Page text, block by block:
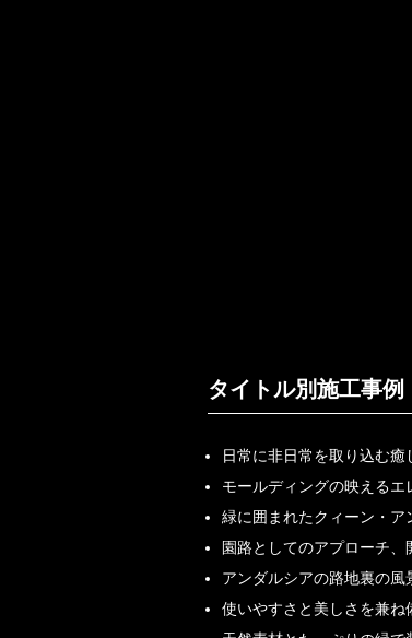
タイトル別施工事例
日常に非日常を取り込む
モールディングの映える
緑に囲まれたクィーン・ア
園路としてのアプローチ
アンダルシアの路地裏の風
使いやすさと美しさを兼